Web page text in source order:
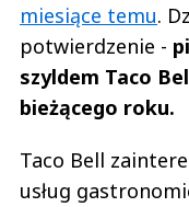
miesiące temu.
potwierdzenie -
szyldem Taco
bieżącego roku.
Taco Bell
usług